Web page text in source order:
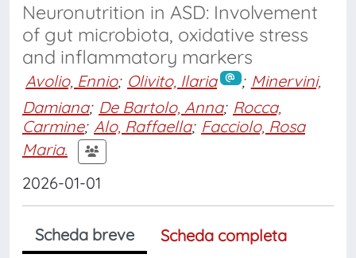
Neuronutrition in ASD: Involvement
of gut microbiota, oxidative stress
and inflammatory markers
Avolio, Ennio; Olivito, Ilaria ; Minervini,
Damiana; De Bartolo, Anna; Rocca,
Carmine; Alo, Raffaella; Facciolo, Rosa
Maria.
2026-01-01
Scheda breve
Scheda completa